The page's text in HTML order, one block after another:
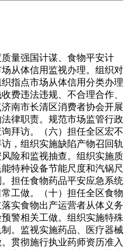
量强国计谋、食物平安计
从体信用监视办理。组织对
指点市场从体信用分类办理
费违法违规、不合理合作、
南市长清区消费者协会开展
律职责。规范市场监管行政
拜访。（六）担任全区宏不
，组织实施缺陷产物召回轨
险和监视抽查。组织实施质
特种设备节能尺度和汽锅尺
担任食物药品平安应急系统
工做。（十）担任全区食物
实食物出产运营者从体义务
警相关工做。组织实施特殊
。监视实施药品、医疗器械
贯彻施行执业药师资历准入